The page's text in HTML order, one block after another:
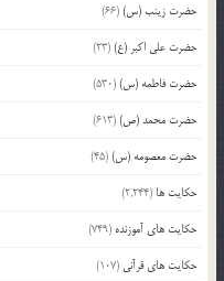
حضرت زینب (س)(66)
حضرت علی اکبر (ع)(23)
حضرت فاطمه (س)(530)
حضرت محمد (ص)(613)
حضرت معصومه (س)(45)
حکایت ها (2,244)
حکایت های آموزنده (749)
حکایت های قرآنی (107)